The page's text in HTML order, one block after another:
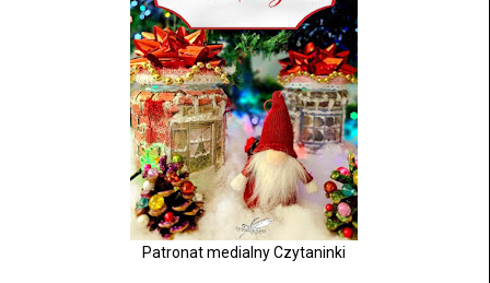
Patronat medialny Czytaninki